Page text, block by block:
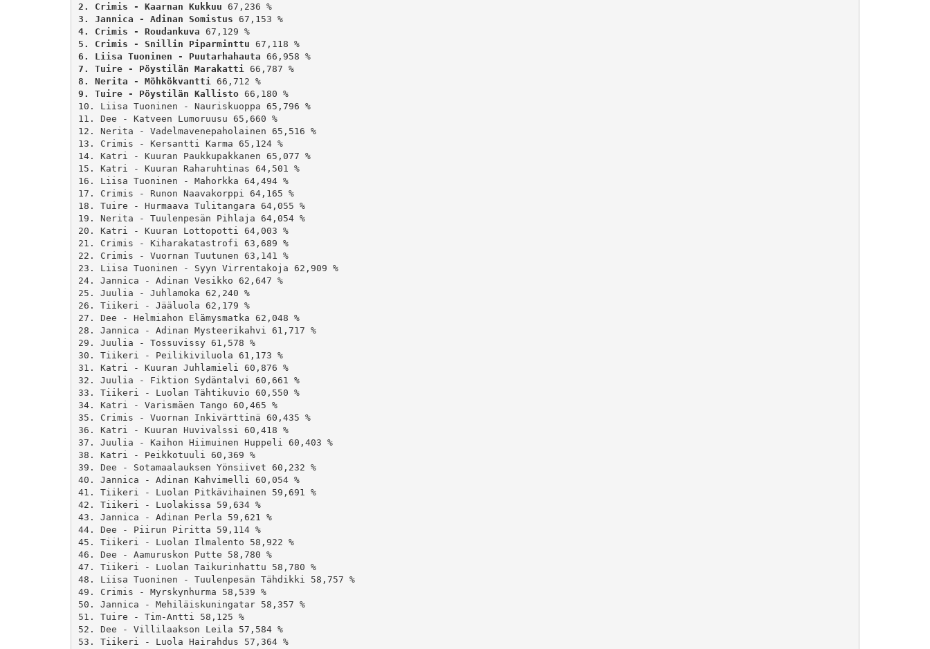
2. Crimis - Kaarnan Kukkuu
67,236 %
3. Jannica - Adinan Somistus
67,153 %
4. Crimis - Roudankuva
67,129 %
5. Crimis - Snillin Piparminttu
67,118 %
6. Liisa Tuoninen - Puutarhahauta
66,958 %
7. Tuire - Pöystilän Marakatti
66,787 %
8. Nerita - Möhkökvantti
66,712 %
9. Tuire - Pöystilän Kallisto 66,180 %
10. Liisa Tuoninen - Nauriskuoppa 65,796 %
11. Dee - Katveen Lumoruusu 65,660 %
12. Nerita - Vadelmavenepaholainen 65,516 %
13. Crimis - Kersantti Karma 65,124 %
14. Katri - Kuuran Paukkupakkanen 65,077 %
15. Katri - Kuuran Raharuhtinas 64,501 %
16. Liisa Tuoninen - Mahorkka 64,494 %
17. Crimis - Runon Naavakorppi 64,165 %
18. Tuire - Hurmaava Tulitangara 64,055 %
19. Nerita - Tuulenpesän Pihlaja 64,054 %
20. Katri - Kuuran Lottopotti 64,003 %
21. Crimis - Kiharakatastrofi 63,689 %
22. Crimis - Vuornan Tuutunen 63,141 %
23. Liisa Tuoninen - Syyn Virrentakoja 62,909 %
24. Jannica - Adinan Vesikko 62,647 %
25. Juulia - Juhlamoka 62,240 %
26. Tiikeri - Jääluola 62,179 %
27. Dee - Helmiahon Elämysmatka 62,048 %
28. Jannica - Adinan Mysteerikahvi 61,717 %
29. Juulia - Tossuvissy 61,578 %
30. Tiikeri - Peilikiviluola 61,173 %
31. Katri - Kuuran Juhlamieli 60,876 %
32. Juulia - Fiktion Sydäntalvi 60,661 %
33. Tiikeri - Luolan Tähtikuvio 60,550 %
34. Katri - Varismäen Tango 60,465 %
35. Crimis - Vuornan Inkivärttinä 60,435 %
36. Katri - Kuuran Huvivalssi 60,418 %
37. Juulia - Kaihon Hiimuinen Huppeli 60,403 %
38. Katri - Peikkotuuli 60,369 %
39. Dee - Sotamaalauksen Yönsiivet 60,232 %
40. Jannica - Adinan Kahvimelli 60,054 %
41. Tiikeri - Luolan Pitkävihainen 59,691 %
42. Tiikeri - Luolakissa 59,634 %
43. Jannica - Adinan Perla 59,621 %
44. Dee - Piirun Piritta 59,114 %
45. Tiikeri - Luolan Ilmalento 58,922 %
46. Dee - Aamuruskon Putte 58,780 %
47. Tiikeri - Luolan Taikurinhattu 58,780 %
48. Liisa Tuoninen - Tuulenpesän Tähdikki 58,757 %
49. Crimis - Myrskynhurma 58,539 %
50. Jannica - Mehiläiskuningatar 58,357 %
51. Tuire - Tim-Antti 58,125 %
52. Dee - Villilaakson Leila 57,584 %
53. Tiikeri - Luola Hairahdus 57,364 %